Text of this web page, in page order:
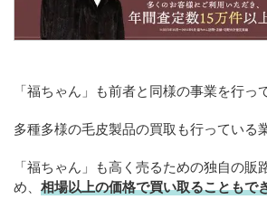
「福ちゃん」も前者と同様の事業を行っ
多種多様の毛皮製品の買取も行っている
「福ちゃん」も高く売るための独自の販
め、 相場以上の価格で買い取ることもで